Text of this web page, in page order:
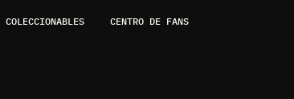
COLECCIONABLES CENTRO DE FANS